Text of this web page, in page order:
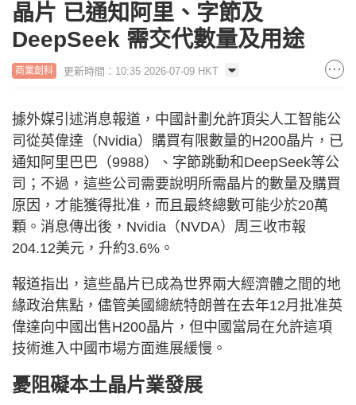
晶片 已通知阿里、字節及
DeepSeek 需交代數量及用途
商業創科 更新時間：10:35 2026-07-09 HKT
據外媒引述消息報道，中國計劃允許頂尖人工智能公
司從英偉達（Nvidia）購買有限數量的H200晶片，已
通知阿里巴巴（9988）、字節跳動和DeepSeek等公
司；不過，這些公司需要說明所需晶片的數量及購買
原因，才能獲得批准，而且最終總數可能少於20萬
顆。消息傳出後，Nvidia（NVDA）周三收市報
204.12美元，升約3.6%。
報道指出，這些晶片已成為世界兩大經濟體之間的地
緣政治焦點，儘管美國總統特朗普在去年12月批准英
偉達向中國出售H200晶片，但中國當局在允許這項
技術進入中國市場方面進展緩慢。
憂阻礙本土晶片業發展